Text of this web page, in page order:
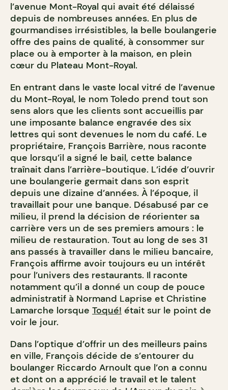
l’avenue Mont-Royal qui avait été délaissé
depuis de nombreuses années. En plus de
gourmandises irrésistibles, la belle boulangerie
offre des pains de qualité, à consommer sur
place ou à emporter à la maison, en plein
cœur du Plateau Mont-Royal.
En entrant dans le vaste local vitré de l’avenue
du Mont-Royal, le nom Toledo prend tout son
sens alors que les clients sont accueillis par
une imposante balance engravée des six
lettres qui sont devenues le nom du café. Le
propriétaire, François Barrière, nous raconte
que lorsqu’il a signé le bail, cette balance
traînait dans l’arrière-boutique. L’idée d’ouvrir
une boulangerie germait dans son esprit
depuis une dizaine d’années. À l’époque, il
travaillait pour une banque. Désabusé par ce
milieu, il prend la décision de réorienter sa
carrière vers un de ses premiers amours : le
milieu de restauration. Tout au long de ses 31
ans passés à travailler dans le milieu bancaire,
François affirme avoir toujours eu un intérêt
pour l’univers des restaurants. Il raconte
notamment qu’il a donné un coup de pouce
administratif à Normand Laprise et Christine
Lamarche lorsque Toqué! était sur le point de
voir le jour.
Dans l’optique d’offrir un des meilleurs pains
en ville, François décide de s’entourer du
boulanger Riccardo Arnoult que l’on a connu
et dont on a apprécié le travail et le talent